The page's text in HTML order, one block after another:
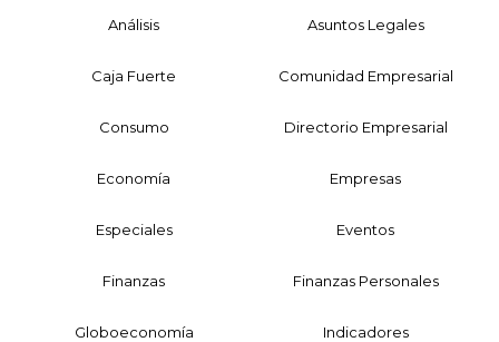
Análisis Asuntos Legales
Caja Fuerte Comunidad Empresarial
Consumo Directorio Empresarial
Economía Empresas
Especiales Eventos
Finanzas Finanzas Personales
Globoeconomía Indicadores